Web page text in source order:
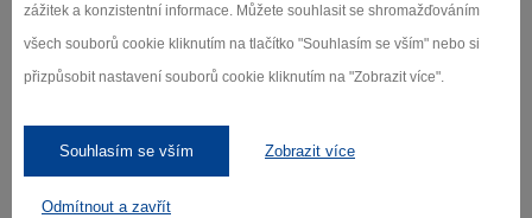
zážitek a konzistentní informace. Můžete souhlasit se shromažďováním
všech souborů cookie kliknutím na tlačítko "Souhlasím se vším" nebo si
přizpůsobit nastavení souborů cookie kliknutím na "Zobrazit více".
Souhlasím se vším Zobrazit více
Odmítnout a zavřít
Další stravovací zařízení